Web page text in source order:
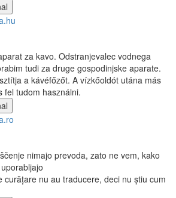
za kavo. Odstranjevalec vodnega
tudi za druge gospodinjske aparate.
a kávéfőzőt. A vízkőoldót utána más
fel tudom használni.
nimajo prevoda, zato ne vem, kako
curățare nu au traducere, deci nu știu cum